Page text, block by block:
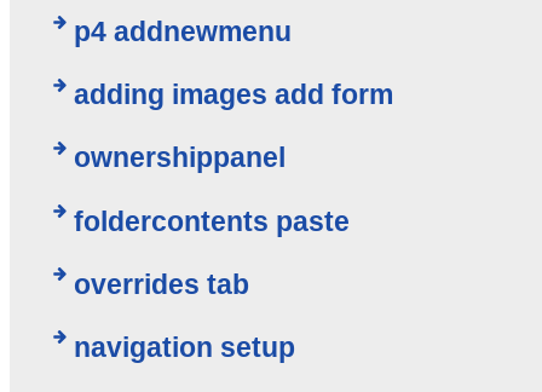
p4 addnewmenu
adding images add form
ownershippanel
foldercontents paste
overrides tab
navigation setup